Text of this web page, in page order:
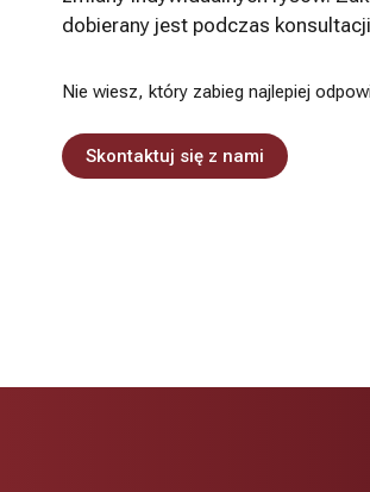
dobierany jest podczas
Nie wiesz, który zabieg najlepiej
Skontaktuj się z nami